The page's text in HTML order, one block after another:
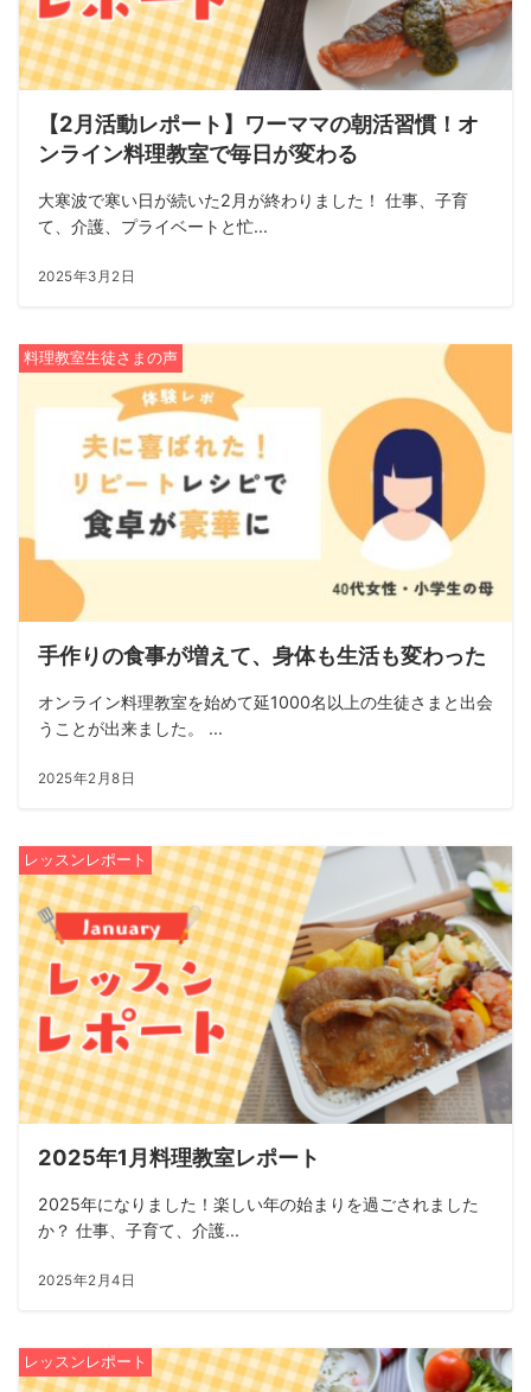
【2月活動レポート】ワーママの朝活習慣！オ
ンライン料理教室で毎日が変わる
大寒波で寒い日が続いた2月が終わりました！ 仕事、子育
て、介護、プライベートと忙...
2025年3月2日
料理教室生徒さまの声
手作りの食事が増えて、身体も生活も変わった
オンライン料理教室を始めて延1000名以上の生徒さまと出会
うことが出来ました。 ...
2025年2月8日
レッスンレポート
2025年1月料理教室レポート
2025年になりました！楽しい年の始まりを過ごされました
か？ 仕事、子育て、介護...
2025年2月4日
レッスンレポート